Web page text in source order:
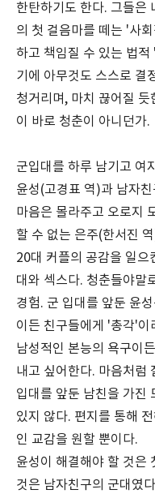
한탄하기도 한다. 그들은
의 첫 걸음마를 떼는 '사
하고 책임질 수 있는 법
기에 아무것도 스스로 결
청거리며, 마치 끊어질
이 바로 청춘이 아니던가.
군입대를 하루 남기고 여
윤성(고경표 역)과 남자
마음은 몰라주고 오로지
할 수 없는 은주(한서진
20대 커플의 공감을 일으
대와 섹스다. 청춘들야말
경험. 군 입대를 앞둔 윤
이든 친구들에게 '총각'이
남성적인 본능의 욕구이
내고 싶어한다. 마음처럼
입대를 앞둔 남친을 가진
있지 않다. 편지를 통해
인 교감을 원할 뿐이다.
윤성이 해결해야 할 것은
것은 남자친구의 군대였